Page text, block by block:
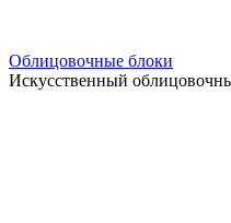
Облицовочные блоки
Искусственный